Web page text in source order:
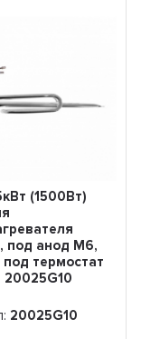
(1500Вт)
под анод М6,
под термостат
20025G10
20025G10